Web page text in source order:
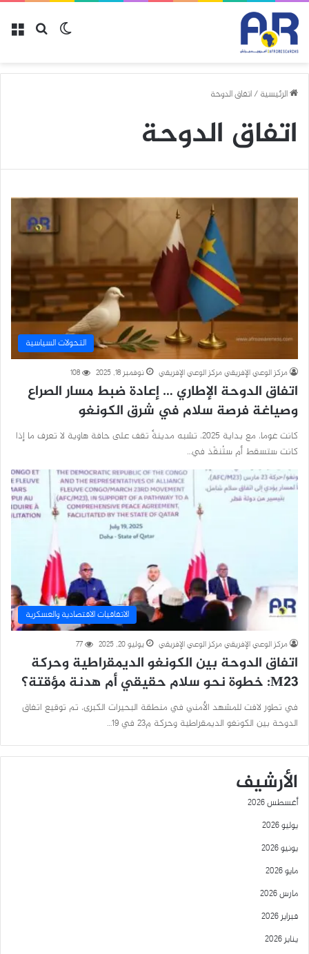
الرئيسية/اتفاق الدوحة
اتفاق الدوحة
التحولات السياسية
مركز الوعي الإفريقي مركز الوعي الإفريقي نوفمبر 18, 2025 108
اتفاق الدوحة الإطاري … إعادة ضبط مسار الصراع
وصياغة فرصة سلام في شرق الكونغو
كانت غوما، مع بداية 2025، تشبه مدينةً تقف على حافة هاوية لا تعرف ما إذا
كانت ستسقط أم ستُنقَذ في…
الاتفاقيات الاقتصادية والعسكرية
مركز الوعي الإفريقي مركز الوعي الإفريقي يوليو 20, 2025 77
اتفاق الدوحة بين الكونغو الديمقراطية وحركة
M23: خطوة نحو سلام حقيقي أم هدنة مؤقتة؟
في تطور لافت للمشهد الأمني في منطقة البحيرات الكبرى، تم توقيع اتفاق
الدوحة بين الكونغو الديمقراطية وحركة م23 في 19…
الأرشيف
أغسطس 2026
يوليو 2026
يونيو 2026
مايو 2026
مارس 2026
فبراير 2026
يناير 2026